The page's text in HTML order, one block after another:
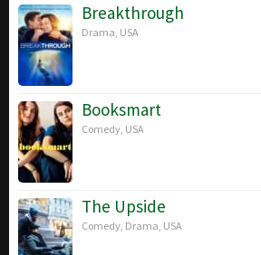
Breakthrough
Drama USA
Booksmart
Comedy USA
The Upside
Comedy Drama USA